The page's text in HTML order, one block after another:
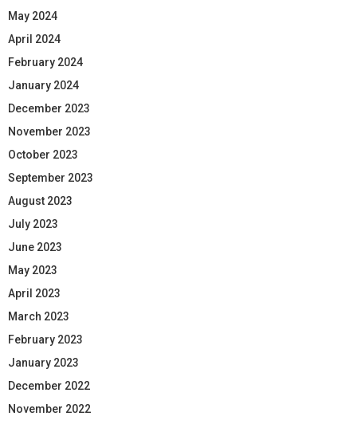
May 2024
April 2024
February 2024
January 2024
December 2023
November 2023
October 2023
September 2023
August 2023
July 2023
June 2023
May 2023
April 2023
March 2023
February 2023
January 2023
December 2022
November 2022